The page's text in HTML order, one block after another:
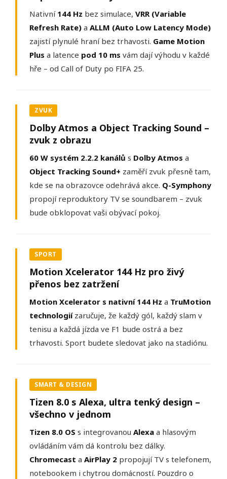
Nativní 144 Hz bez simulace, VRR (Variable
Refresh Rate) a ALLM (Auto Low Latency Mode)
zajistí plynulé hraní bez trhavosti. Game Motion
Plus a latence pod 10 ms vám dají výhodu v každé
hře – od Call of Duty po FIFA 25.
ZVUK
Dolby Atmos a Object Tracking Sound –
zvuk z obrazu
60 W systém 2.2.2 kanálů s Dolby Atmos a
Object Tracking Sound+ zaměří zvuk přesně tam,
kde se na obrazovce odehrává akce. Q-Symphony
propojí reproduktory TV se soundbarem – zvuk
bude obklopovat vaši obývací pokoj.
SPORT
Motion Xcelerator 144 Hz pro živý
přenos bez zatržení
Motion Xcelerator s nativní 144 Hz a TruMotion
technologiízaručuje, že každý gól, každý slam v
tenisu a každá jízda ve F1 bude ostrá a bez
trhavosti. Sport budete sledovat jako na stadiónu.
SMART & DESIGN
Tizen 8.0 s Alexa, ultra tenký design –
všechno v jednom
Tizen 8.0 OS s integrovanou Alexa a hlasovým
ovládáním vám dá kontrolu bez dálky.
Chromecast a AirPlay 2 propojují TV s telefonem,
notebookem i chytrou domácností. Pouzdro o